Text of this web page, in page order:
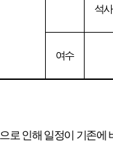
석사
여수
로 인해 일정이 기존에